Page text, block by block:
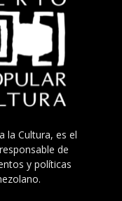
la Cultura, es el
de
y políticas